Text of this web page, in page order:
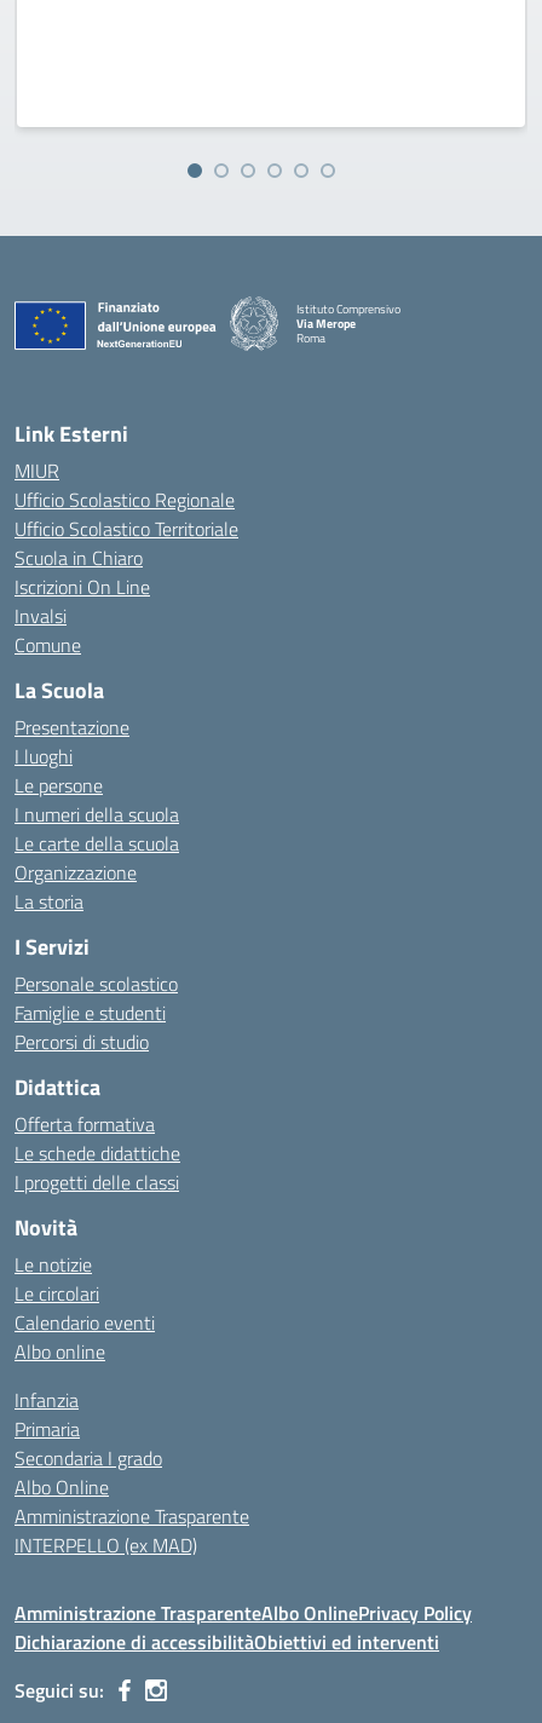
Istituto Comprensivo
Via Merope
Roma
Link Esterni
MIUR
Ufficio Scolastico Regionale
Ufficio Scolastico Territoriale
Scuola in Chiaro
Iscrizioni On Line
Invalsi
Comune
La Scuola
Presentazione
I luoghi
Le persone
I numeri della scuola
Le carte della scuola
Organizzazione
La storia
I Servizi
Personale scolastico
Famiglie e studenti
Percorsi di studio
Didattica
Offerta formativa
Le schede didattiche
I progetti delle classi
Novità
Le notizie
Le circolari
Calendario eventi
Albo online
Infanzia
Primaria
Secondaria I grado
Albo Online
Amministrazione Trasparente
INTERPELLO (ex MAD)
Amministrazione TrasparenteAlbo OnlinePrivacy Policy
Dichiarazione di accessibilitàObiettivi ed interventi
Seguici su: